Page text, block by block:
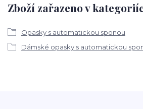
Zboží zařazeno v
Opasky s automatickou sponou
Dámské opasky s automatickou